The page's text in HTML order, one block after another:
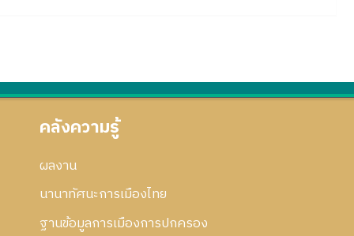
คลังความรู้
ผลงาน
นานาทัศนะการเมืองไทย
ฐานข้อมูลการเมืองการปกครอง